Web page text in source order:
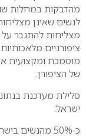
מהדבקות במחלות
לנשים שאינן
מצליחות להתגבר
ציפורניים
מוסמכת ומקצועית
של הציפורן.
סלילת מעדכנת
ישראל: